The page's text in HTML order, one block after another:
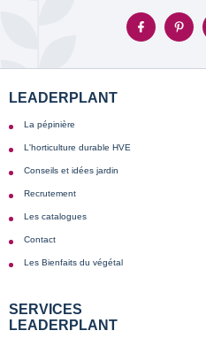
LEADERPLANT
La pépinière
L'horticulture durable HVE
Conseils et idées jardin
Recrutement
Les catalogues
Contact
Les Bienfaits du végétal
SERVICES
LEADERPLANT